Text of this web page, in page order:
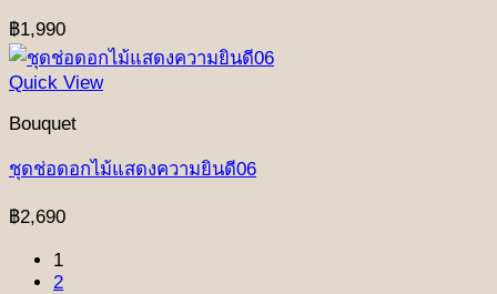
฿1,990
Quick View
Bouquet
ชุดช่อดอกไม้แสดงความยินดี06
฿2,690
1
2